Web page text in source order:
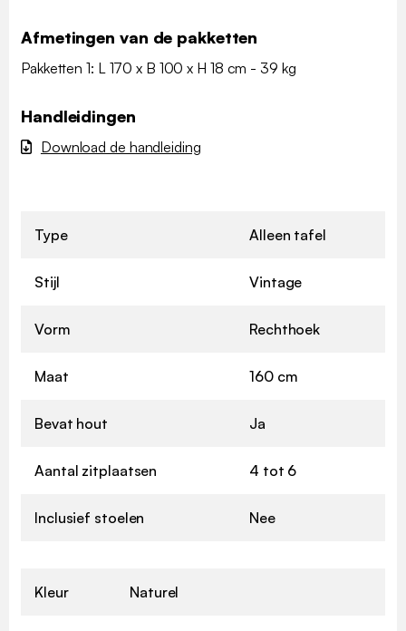
Afmetingen van de pakketten
Pakketten 1: L 170 x B 100 x H 18 cm - 39 kg
Handleidingen
Download de handleiding
Type Alleen tafel
Stijl Vintage
Vorm Rechthoek
Maat 160 cm
Bevat hout Ja
Aantal zitplaatsen 4 tot 6
Inclusief stoelen Nee
Kleur Naturel